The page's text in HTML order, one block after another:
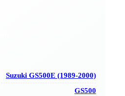
Suzuki GS500E (1989-2000)
GS500